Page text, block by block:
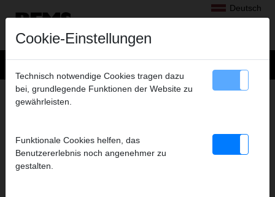
Deutsch
ABGASE ANALYSIEREN
REMS FG4500 C REMS FG7500 C
Cookie-Einstellungen
Technisch notwendige Cookies tragen dazu
bei, grundlegende Funktionen der Website zu
gewährleisten.
Funktionale Cookies helfen, das
Benutzererlebnis noch angenehmer zu
gestalten.